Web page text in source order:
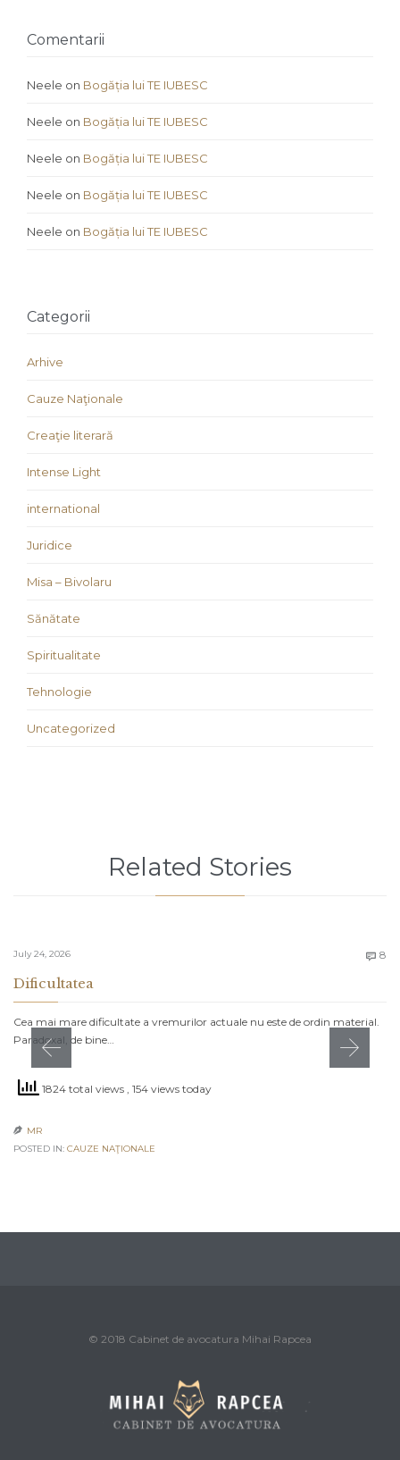
Comentarii
Neele on Bogăția lui TE IUBESC
Neele on Bogăția lui TE IUBESC
Neele on Bogăția lui TE IUBESC
Neele on Bogăția lui TE IUBESC
Neele on Bogăția lui TE IUBESC
Categorii
Arhive
Cauze Naţionale
Creaţie literară
Intense Light
international
Juridice
Misa – Bivolaru
Sănătate
Spiritualitate
Tehnologie
Uncategorized
Related Stories
July 24, 2026  8
Dificultatea
Cea mai mare dificultate a vremurilor actuale nu este de ordin material.
Paradoxal, de bine…
1824 total views , 154 views today
 MR
POSTED IN: CAUZE NAŢIONALE
© 2018 Cabinet de avocatura Mihai Rapcea